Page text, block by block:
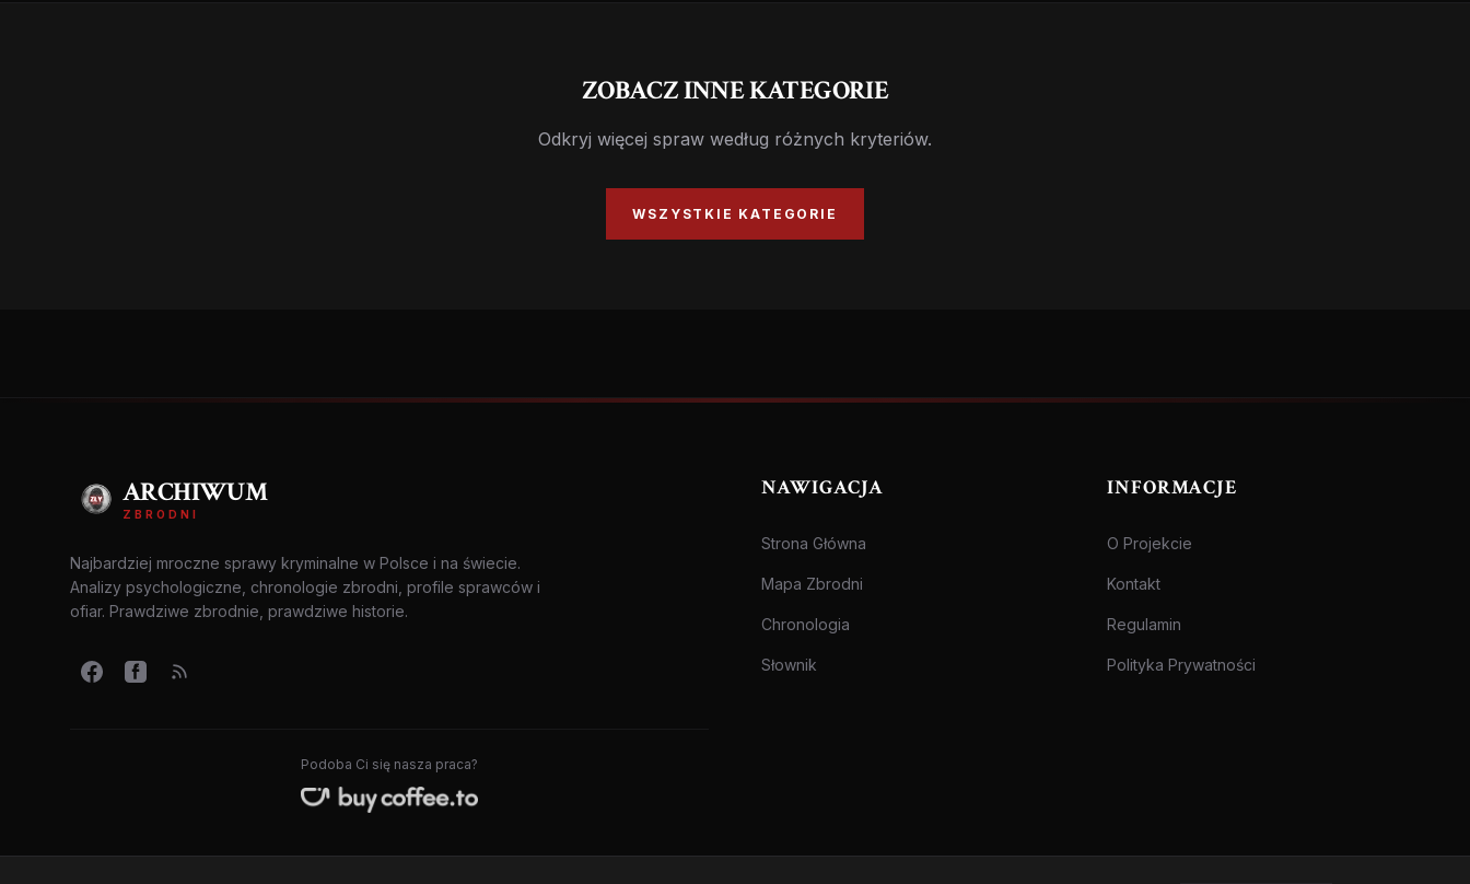
ZOBACZ INNE KATEGORIE
Odkryj więcej spraw według różnych kryteriów.
WSZYSTKIE KATEGORIE
ARCHIWUM
ZBRODNI
Najbardziej mroczne sprawy kryminalne w Polsce i na świecie.
Analizy psychologiczne, chronologie zbrodni, profile sprawców i
ofiar. Prawdziwe zbrodnie, prawdziwe historie.
Podoba Ci się nasza praca?
NAWIGACJA
Strona Główna
Mapa Zbrodni
Chronologia
Słownik
INFORMACJE
O Projekcie
Kontakt
Regulamin
Polityka Prywatności